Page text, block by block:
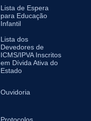
Lista de Espera
para Educação
Infantil
Lista dos
Devedores de
ICMS/IPVA Inscritos
em Dívida Ativa do
Estado
Ouvidoria